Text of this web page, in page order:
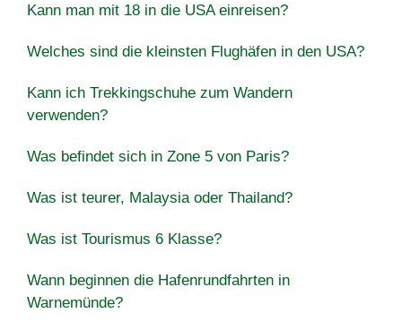
Kann man mit 18 in die USA einreisen?
Welches sind die kleinsten Flughäfen in den USA?
Kann ich Trekkingschuhe zum Wandern
verwenden?
Was befindet sich in Zone 5 von Paris?
Was ist teurer, Malaysia oder Thailand?
Was ist Tourismus 6 Klasse?
Wann beginnen die Hafenrundfahrten in
Warnemünde?